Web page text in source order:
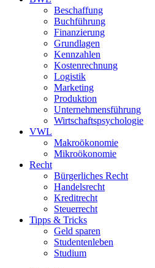
Beschaffung
Buchführung
Finanzierung
Grundlagen
Kennzahlen
Kostenrechnung
Logistik
Marketing
Produktion
Unternehmensführung
Wirtschaftspsychologie
VWL
Makroökonomie
Mikroökonomie
Recht
Bürgerliches Recht
Handelsrecht
Kreditrecht
Steuerrecht
Tipps & Tricks
Geld sparen
Studentenleben
Studium